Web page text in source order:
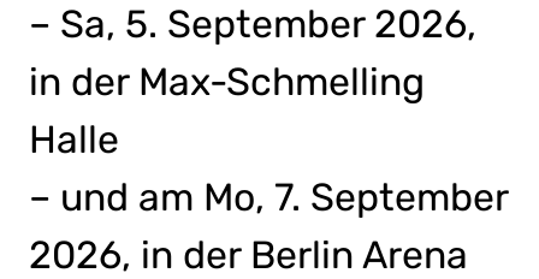
– Sa, 5. September 2026,
in der Max-Schmelling
Halle
– und am Mo, 7. September
2026, in der Berlin Arena